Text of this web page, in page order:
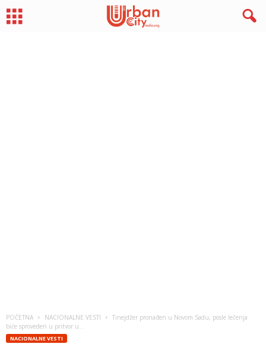
POČETNA NACIONALNE VESTI
Tinejdžer pronađen u Novom Sadu, posle lečenja
biće sproveden u pritvor u...
NACIONALNE VESTI